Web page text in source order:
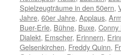
Spielzeugträume in den 50ern,
Jahre, 60er Jahre, Applaus,
Buer-Erle, Bühne, Buxe, Conny
Dialekt, Emscher, Erinnern,
Gelsenkirchen, Freddy Quinn,